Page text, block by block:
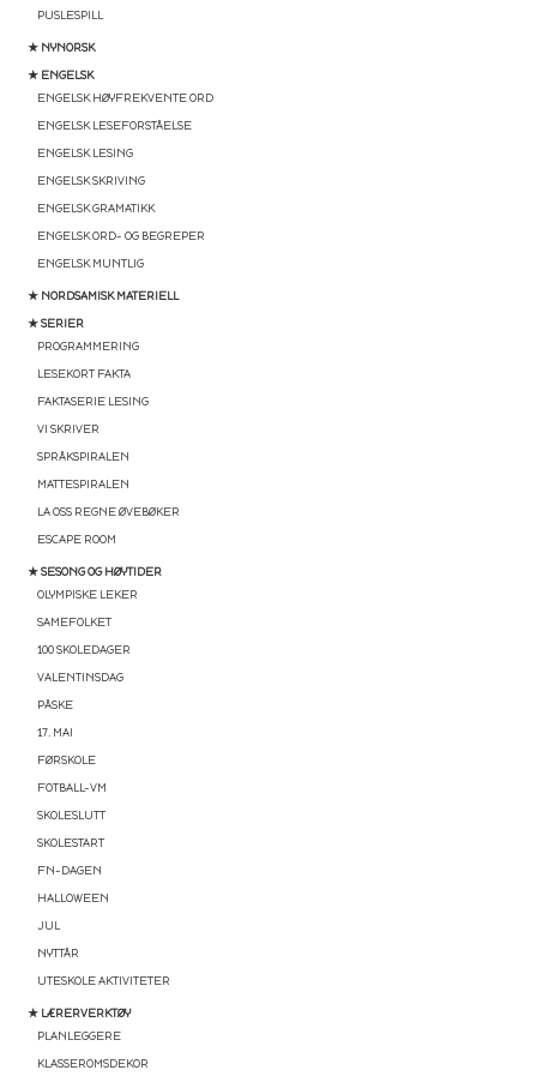
PUSLESPILL
★ NYNORSK
★ ENGELSK
ENGELSK HØYFREKVENTE ORD
ENGELSK LESEFORSTÅELSE
ENGELSK LESING
ENGELSK SKRIVING
ENGELSK GRAMATIKK
ENGELSK ORD- OG BEGREPER
ENGELSK MUNTLIG
★ NORDSAMISK MATERIELL
★ SERIER
PROGRAMMERING
LESEKORT FAKTA
FAKTASERIE LESING
VI SKRIVER
SPRÅKSPIRALEN
MATTESPIRALEN
LA OSS REGNE ØVEBØKER
ESCAPE ROOM
★ SESONG OG HØYTIDER
OLYMPISKE LEKER
SAMEFOLKET
100 SKOLEDAGER
VALENTINSDAG
PÅSKE
17. MAI
FØRSKOLE
FOTBALL-VM
SKOLESLUTT
SKOLESTART
FN-DAGEN
HALLOWEEN
JUL
NYTTÅR
UTESKOLE AKTIVITETER
★ LÆRERVERKTØY
PLANLEGGERE
KLASSEROMSDEKOR